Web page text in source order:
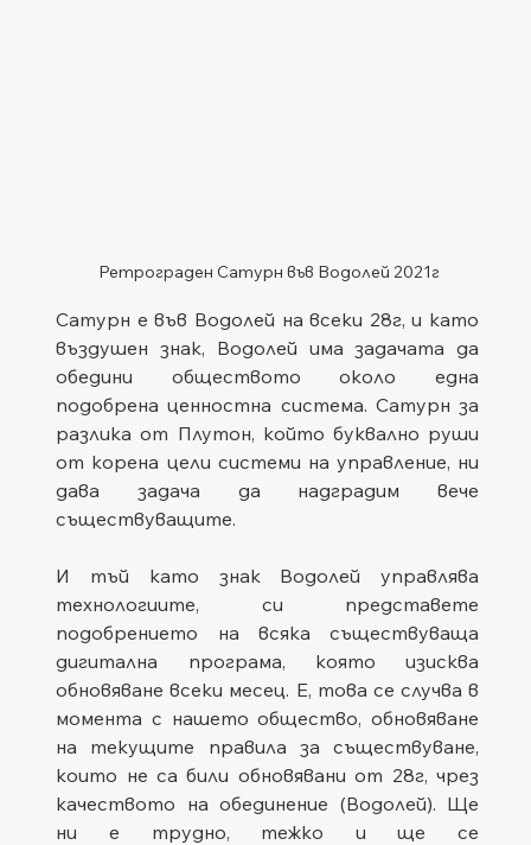
Ретрограден Сатурн във Водолей 2021г
Сатурн е във Водолей на всеки 28г, и като
въздушен знак, Водолей има задачата да
обедини обществото около една
подобрена ценностна система. Сатурн за
разлика от Плутон, който буквално руши
от корена цели системи на управление, ни
дава задача да надградим вече
съществуващите.
И тъй като знак Водолей управлява
технологиите, си представете
подобрението на всяка съществуваща
дигитална програма, която изисква
обновяване всеки месец. Е, това се случва в
момента с нашето общество, обновяване
на текущите правила за съществуване,
които не са били обновявани от 28г, чрез
качеството на обединение (Водолей). Ще
ни е трудно, тежко и ще се